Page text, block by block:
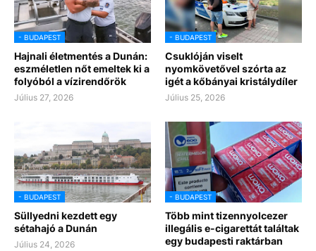
- BUDAPEST
Hajnali életmentés a Dunán:
eszméletlen nőt emeltek ki a
folyóból a vízirendőrök
Július 27, 2026
- BUDAPEST
Csuklóján viselt
nyomkövetővel szórta az
igét a kőbányai kristálydíler
Július 25, 2026
- BUDAPEST
Süllyedni kezdett egy
sétahajó a Dunán
Július 24, 2026
- BUDAPEST
Több mint tizennyolcezer
illegális e-cigarettát találtak
egy budapesti raktárban